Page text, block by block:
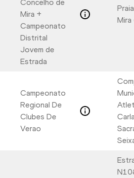
Concelho de
Mira +
Campeonato
Distrital
Jovem de
Estrada
Mira
Campeonato
Regional De
Clubes De
Verao